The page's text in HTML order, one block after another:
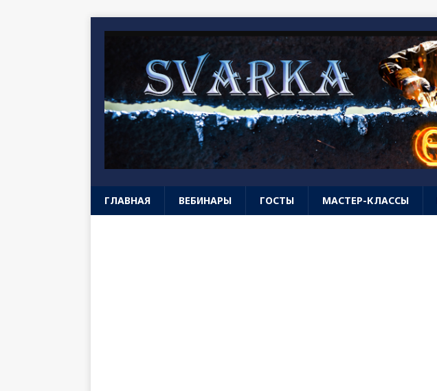
ГЛАВНАЯ ВЕБИНАРЫ ГОСТЫ МАСТЕР-КЛАССЫ